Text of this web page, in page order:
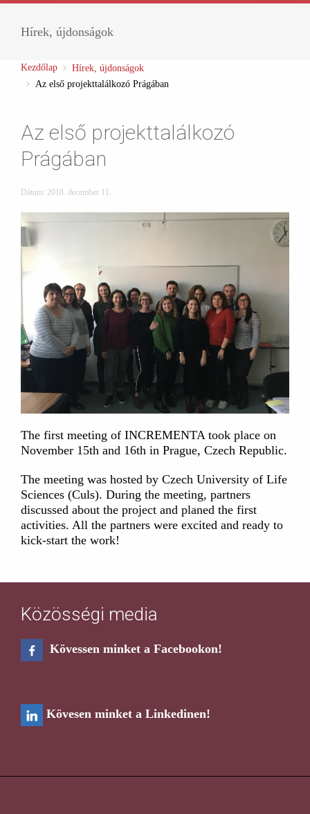
Hírek, újdonságok
Kezdőlap
Hírek, újdonságok
Az első projekttalálkozó Prágában
Az első projekttalálkozó
Prágában
Dátum: 2018. december 11..
The first meeting of INCREMENTA took place on
November 15th and 16th in Prague, Czech Republic.
The meeting was hosted by Czech University of Life
Sciences (Culs). During the meeting, partners
discussed about the project and planed the first
activities. All the partners were excited and ready to
kick-start the work!
Közösségi media
Kövessen minket a Facebookon!
Kövesen minket a Linkedinen!